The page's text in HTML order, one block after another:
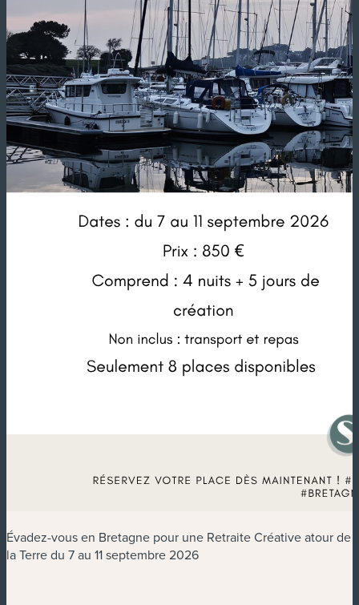
Évadez-vous en Bretagne pour une Retraite Créative atour de
la Terre du 7 au 11 septembre 2026